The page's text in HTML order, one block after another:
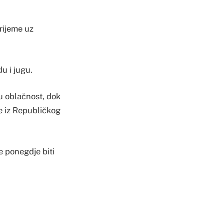
uz
i jugu.
oblačnost, dok
iz Republičkog
ponegdje biti